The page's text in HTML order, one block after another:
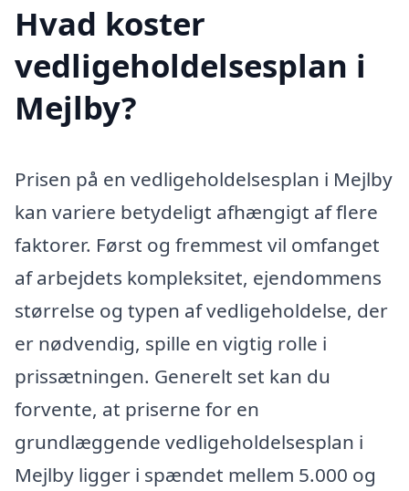
Hvad koster
vedligeholdelsesplan i
Mejlby?
Prisen på en vedligeholdelsesplan i Mejlby
kan variere betydeligt afhængigt af flere
faktorer. Først og fremmest vil omfanget
af arbejdets kompleksitet, ejendommens
størrelse og typen af vedligeholdelse, der
er nødvendig, spille en vigtig rolle i
prissætningen. Generelt set kan du
forvente, at priserne for en
grundlæggende vedligeholdelsesplan i
Mejlby ligger i spændet mellem 5.000 og